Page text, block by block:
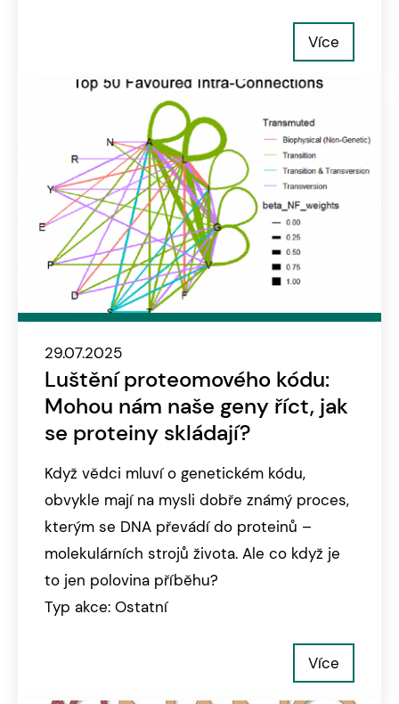
Více
29.07.2025
Luštění proteomového kódu:
Mohou nám naše geny říct, jak
se proteiny skládají?
Když vědci mluví o genetickém kódu,
obvykle mají na mysli dobře známý proces,
kterým se DNA převádí do proteinů –
molekulárních strojů života. Ale co když je
to jen polovina příběhu?
Typ akce: Ostatní
Více